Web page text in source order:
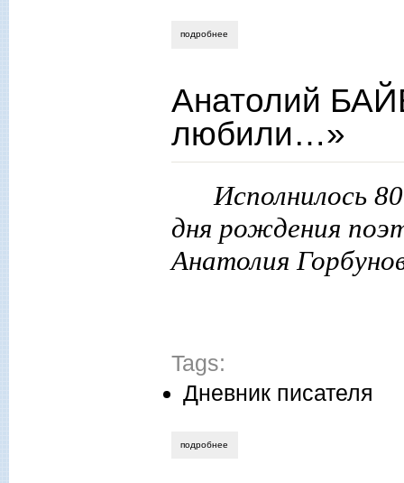
подробнее
Анатолий
любили…»
Исполнилось
дня рождения
Анатолия
Tags:
Дневник писателя
подробнее